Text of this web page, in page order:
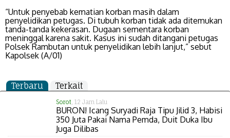
“Untuk penyebab kematian korban masih dalam
penyelidikan petugas. Di tubuh korban tidak ada ditemukan
tanda-tanda kekerasan. Dugaan sementara korban
meninggal karena sakit. Kasus ini sudah ditangani petugas
Polsek Rambutan untuk penyelidikan lebih lanjut,” sebut
Kapolsek (A/01)
Terbaru Terkait
Sorot, 12 Jam Lalu
BURON! Icang Suryadi Raja Tipu Jilid 3, Habisi
350 Juta Pakai Nama Pemda, Duit Duka Ibu
Juga Dilibas